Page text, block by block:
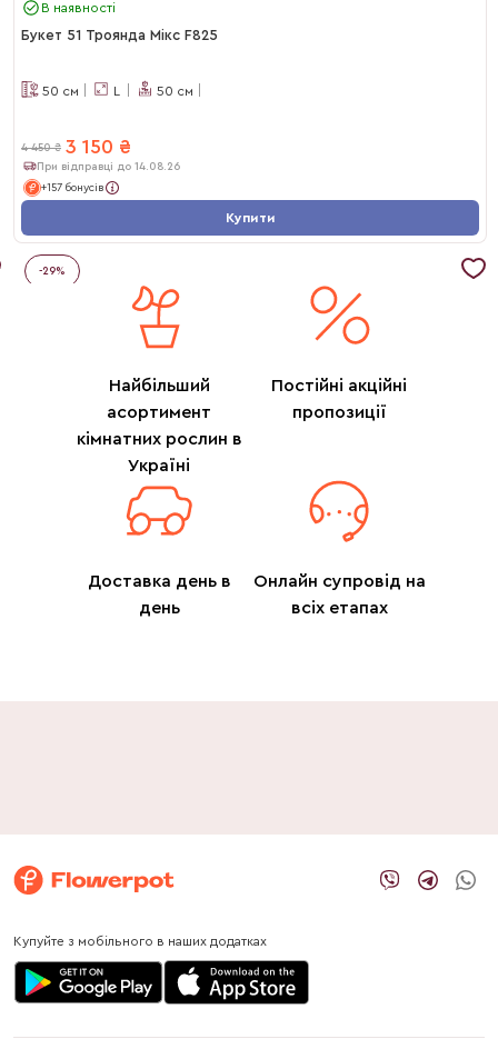
В наявності
Букет 51 Троянда Мікс F825
50 см L 50 см
4 450 ₴ 3 150 ₴
При відправці до 14.08.26
+157 бонусів
Купити
-29%
Найбільший
асортимент
кімнатних рослин в
Україні
Постійні акційні
пропозиції
Доставка день в
день
Онлайн супровід на
всіх етапах
Купуйте з мобільного в наших додатках